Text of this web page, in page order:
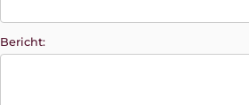
Bericht: